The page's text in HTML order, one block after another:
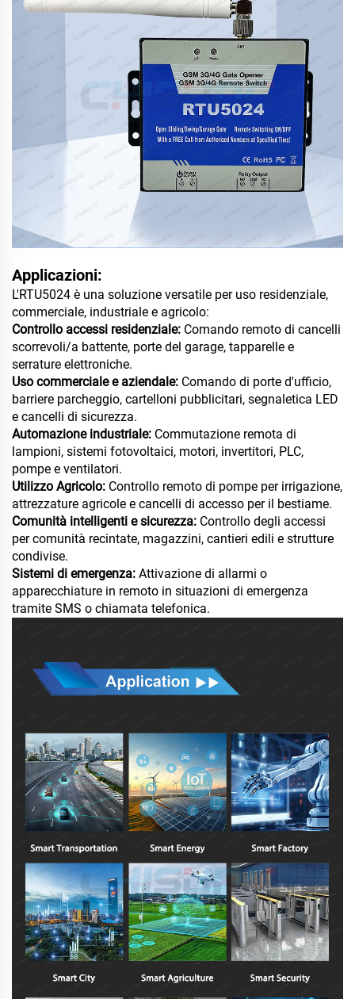
Applicazioni:
L'RTU5024 è una soluzione versatile per uso residenziale,
commerciale, industriale e agricolo:
Controllo accessi residenziale: Comando remoto di cancelli
scorrevoli/a battente, porte del garage, tapparelle e
serrature elettroniche.
Uso commerciale e aziendale: Comando di porte d'ufficio,
barriere parcheggio, cartelloni pubblicitari, segnaletica LED
e cancelli di sicurezza.
Automazione industriale: Commutazione remota di
lampioni, sistemi fotovoltaici, motori, invertitori, PLC,
pompe e ventilatori.
Utilizzo Agricolo: Controllo remoto di pompe per irrigazione,
attrezzature agricole e cancelli di accesso per il bestiame.
Comunità intelligenti e sicurezza: Controllo degli accessi
per comunità recintate, magazzini, cantieri edili e strutture
condivise.
Sistemi di emergenza: Attivazione di allarmi o
apparecchiature in remoto in situazioni di emergenza
tramite SMS o chiamata telefonica.